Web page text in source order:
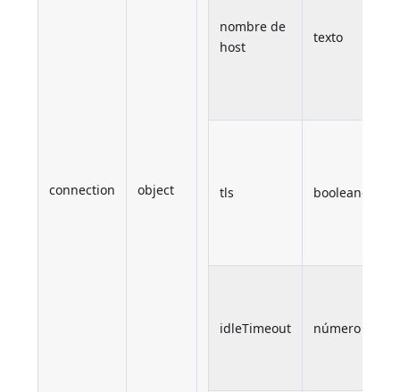
connection object
nombre de
host
texto
tls booleano
idleTimeout número